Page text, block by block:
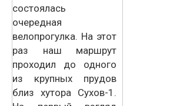
состоялась
очередная
велопрогулка. На этот
раз наш маршрут
проходил до одного
из крупных прудов
близ хутора Сухов-1.